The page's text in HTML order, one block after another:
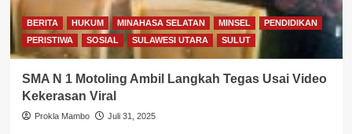
BERITA HUKUM MINAHASA SELATAN MINSEL
PENDIDIKAN
PERISTIWA
SOSIAL SULAWESI UTARA SULUT
SMA N 1 Motoling Ambil Langkah Tegas Usai Video
Kekerasan Viral
Prokla Mambo Juli 31, 2025